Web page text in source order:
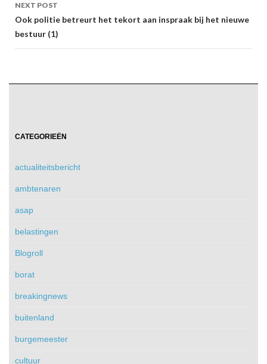
NEXT POST
Ook politie betreurt het tekort aan inspraak bij het nieuwe
bestuur (1)
CATEGORIEËN
actualiteitsbericht
ambtenaren
asap
belastingen
Blogroll
borat
breakingnews
buitenland
burgemeester
cultuur